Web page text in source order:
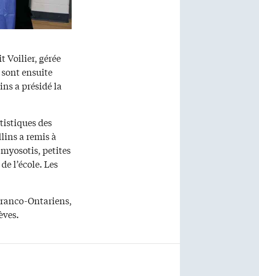
Voilier, gérée
ensuite
a présidé la
des
a remis à
myosotis, petites
l’école. Les
Ontariens,